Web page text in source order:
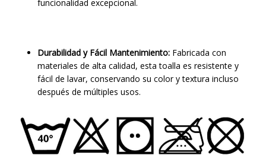
funcionalidad excepcional.
Durabilidad y Fácil Mantenimiento:Fabricada con
materiales de alta calidad, esta toalla es resistente y
fácil de lavar, conservando su color y textura incluso
después de múltiples usos.